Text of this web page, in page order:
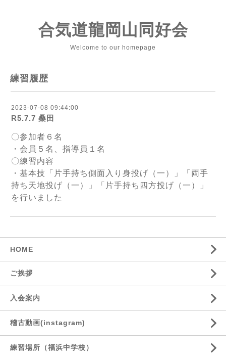
合気道龍岡山同好会
Welcome to our homepage
練習履歴
2023-07-08 09:44:00
R5.7.7 桑田
〇参加者６名
・会員５名、指導員１名
〇練習内容
・基本技「片手持ち側面入り身投げ（一）」「両手
持ち天地投げ（一）」「片手持ち四方投げ（一）」
を行いました
HOME
ご挨拶
入会案内
稽古動画(instagram)
練習場所（福浜中学校）